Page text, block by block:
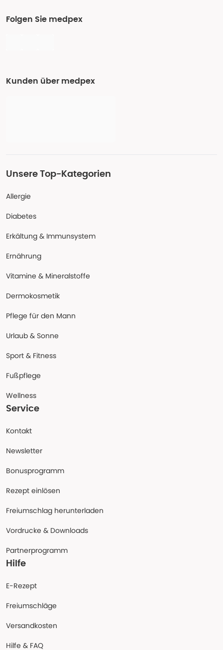
Folgen Sie medpex
Kunden über medpex
Unsere Top-Kategorien
Allergie
Diabetes
Erkältung & Immunsystem
Ernährung
Vitamine & Mineralstoffe
Dermokosmetik
Pflege für den Mann
Urlaub & Sonne
Sport & Fitness
Fußpflege
Wellness
Service
Kontakt
Newsletter
Bonusprogramm
Rezept einlösen
Freiumschlag herunterladen
Vordrucke & Downloads
Partnerprogramm
Hilfe
E-Rezept
Freiumschläge
Versandkosten
Hilfe & FAQ